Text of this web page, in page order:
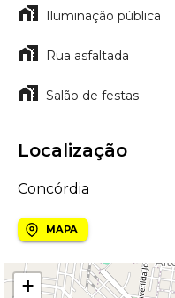
Iluminação pública
Rua asfaltada
Salão de festas
Localização
Concórdia
MAPA
+